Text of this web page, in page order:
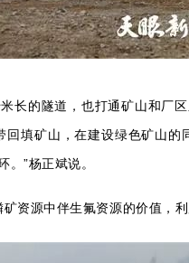
长的隧道，也打通矿山和厂
填矿山，在建设绿色矿山
。”杨正斌说。
资源中伴生氟资源的价值，